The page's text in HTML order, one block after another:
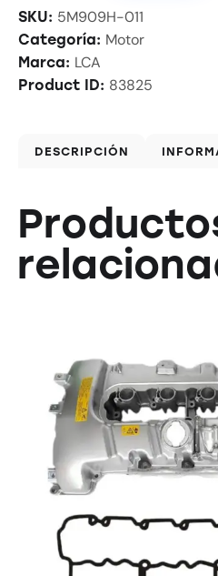
SKU: 5M909H-011
Categoría: Motor
Marca: LCA
Product ID: 83825
DESCRIPCIÓN